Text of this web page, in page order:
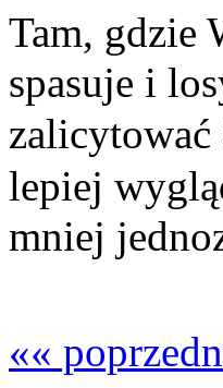
Tam, gdzie
spasuje i
lepiej
mniej
««